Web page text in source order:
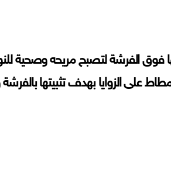
الفرشة لتصبح مريحه وصحية
على الزوايا بهدف تثبيتها